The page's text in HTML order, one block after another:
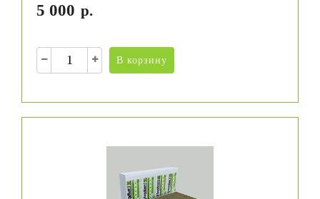
5 000 р.
В корзину